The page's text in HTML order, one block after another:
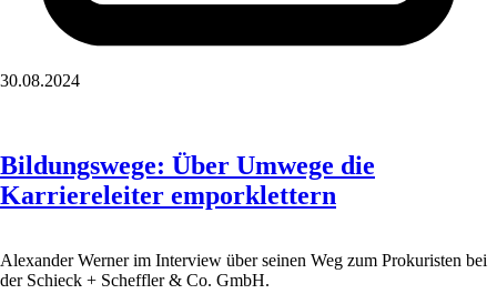
30.08.2024
Bildungswege: Über Umwege die
Karriereleiter emporklettern
Alexander Werner im Interview über seinen Weg zum Prokuristen bei
der Schieck + Scheffler & Co. GmbH.